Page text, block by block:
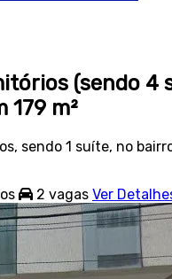
(sendo 4
m²
sendo 1 suíte, no
2 vagas Ver